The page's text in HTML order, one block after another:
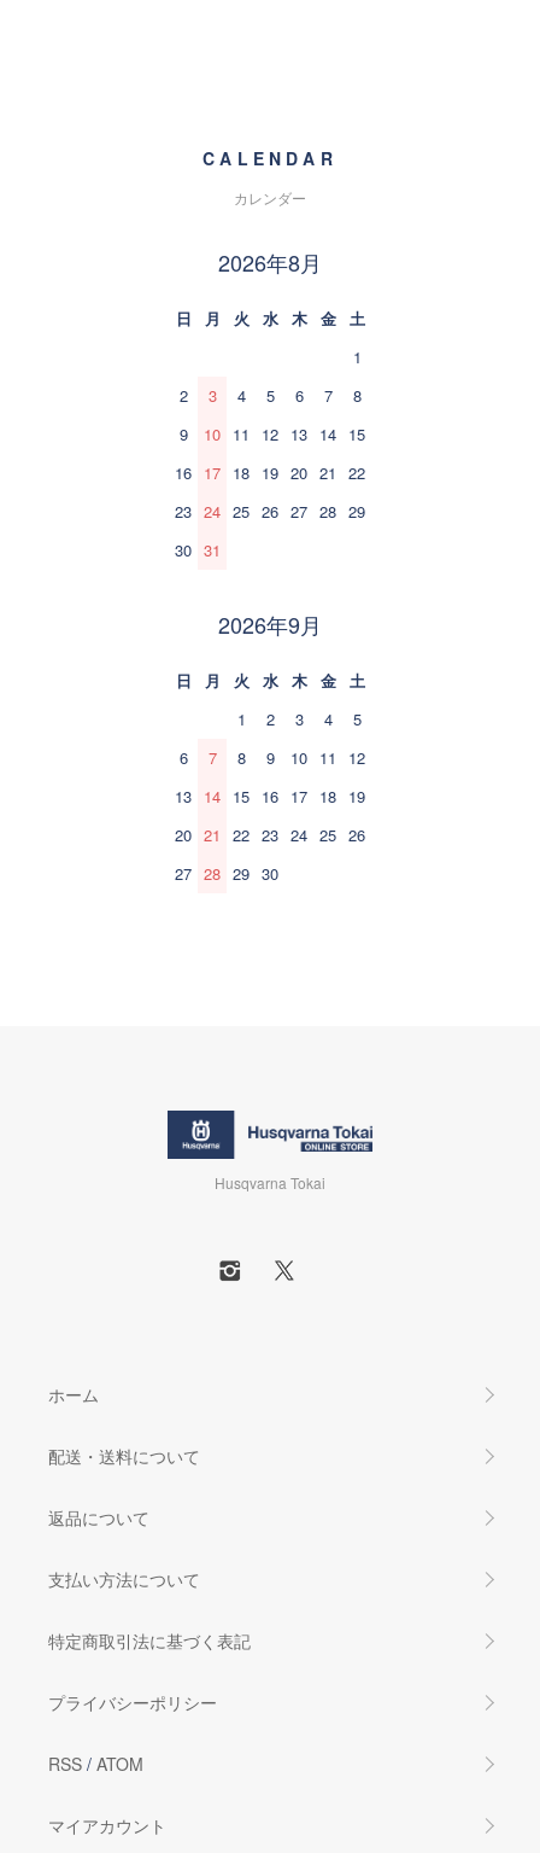
CALENDAR
カレンダー
2026年8月
日 月 火 水 木 金
土
1
2
3 4 5 6 7
8
9
10 11 12 13 14 15
16 17 18 19 20 21
22
23 24 25 26 27 28 29
30 31
2026年9月
日 月 火 水 木 金
土
1
2 3 4
5
6
7 8 9 10 11
12
13 14 15 16 17 18 19
20 21 22 23 24 25 26
27 28 29 30
Husqvarna Tokai
ホーム
配送・送料について
返品について
支払い方法について
特定商取引法に基づく表記
プライバシーポリシー
RSS / ATOM
マイアカウント